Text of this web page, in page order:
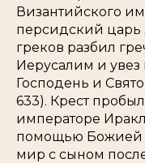
Византийского
персидский царь
греков разбил
Иерусалим и
Господень и
633). Крест
императоре
помощью Божией
мир с сыном